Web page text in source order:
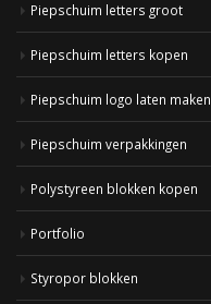
Piepschuim letters groot
Piepschuim letters kopen
Piepschuim logo laten maken
Piepschuim verpakkingen
Polystyreen blokken kopen
Portfolio
Styropor blokken